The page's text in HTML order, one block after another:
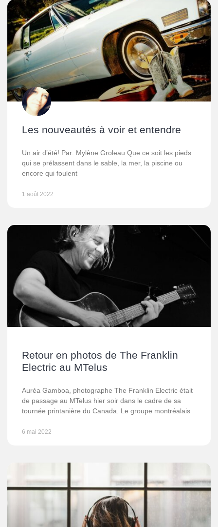
Les nouveautés à voir et entendre
Un air d’été! Par: Mylène Groleau Que ce soit les pieds
qui se prélassent dans le sable, la mer, la piscine ou
encore qui foulent
1 août 2022
Retour en photos de The Franklin
Electric au MTelus
Auréa Gamboa, photographe The Franklin Electric était
de passage au MTelus hier soir dans le cadre de sa
tournée printanière du Canada. Le groupe montréalais
6 mai 2022